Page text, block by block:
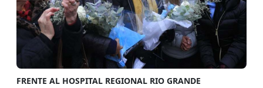
FRENTE AL HOSPITAL REGIONAL RIO GRANDE